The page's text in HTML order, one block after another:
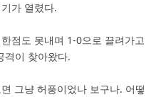
가 열렸다.
점도 못내며 1-0으로 끌려가고
격이 찾아왔다.
그냥 허풍이었나 보구나. 어떻